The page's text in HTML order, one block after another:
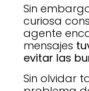
Sin
curiosa
agente
mensajes
evitar las
Sin olvidar